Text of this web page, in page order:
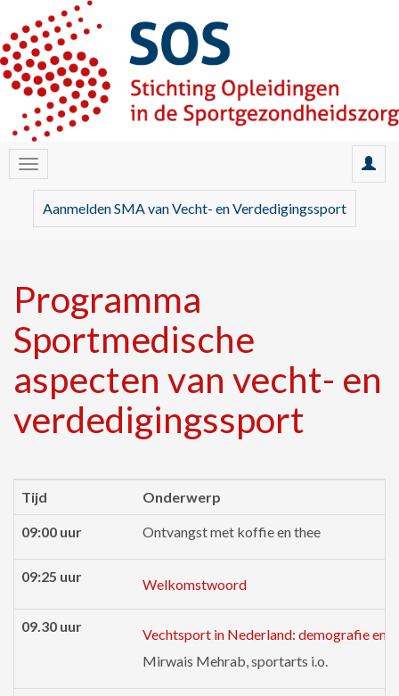
Aanmelden SMA van Vecht- en Verdedigingssport
Programma
Sportmedische
aspecten van vecht- en
verdedigingssport
Tijd Onderwerp
09:00 uur Ontvangst met koffie en thee
09:25 uur Welkomstwoord
09.30 uur
Vechtsport in Nederland: demografie en
Mirwais Mehrab, sportarts i.o.